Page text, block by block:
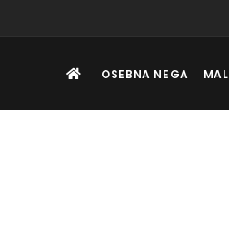
OSEBNA NEGA